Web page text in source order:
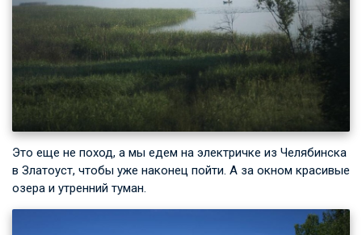
Это еще не поход, а мы едем на электричке из Челябинска
в Златоуст, чтобы уже наконец пойти. А за окном красивые
озера и утренний туман.